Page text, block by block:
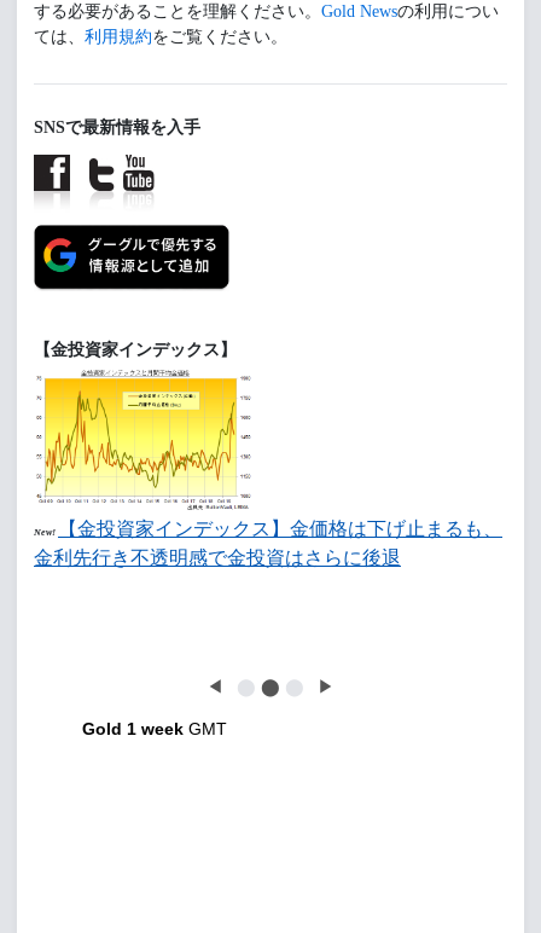
する必要があることを理解ください。 Gold Newsの利用につい
ては、 利用規約をご覧ください。
SNSで最新情報を入手
【金投資家インデックス】
New!
【金投資家インデックス】金価格は下げ止まるも、
金利先行き不透明感で金投資はさらに後退
◀ ⬤ ⬤ ⬤ ▶
Gold 1 week GMT